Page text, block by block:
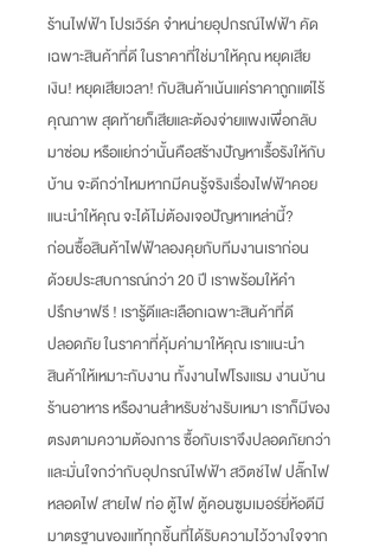
ร้านไฟฟ้า โปรเวิร์ค จำหน่ายอุปกรณ์ไฟฟ้า คัด
เฉพาะสินค้าที่ดี ในราคาที่ใช่มาให้คุณ หยุดเสีย
เงิน!หยุดเสียเวลา!กับสินค้าเน้นแค่ราคาถูกแต่ไร้
คุณภาพ สุดท้ายก็เสียและต้องจ่ายแพงเพื่อกลับ
มาซ่อม หรือแย่กว่านั้นคือสร้างปัญหาเรื้อรังให้กับ
บ้าน จะดีกว่าไหมหากมีคนรู้จริงเรื่องไฟฟ้าคอย
แนะนำให้คุณ จะได้ไม่ต้องเจอปัญหาเหล่านี้?
ก่อนซื้อสินค้าไฟฟ้าลองคุยกับทีมงานเราก่อน
ด้วยประสบการณ์กว่า20ปี เราพร้อมให้คำ
ปรึกษาฟรี! เรารู้ดีและเลือกเฉพาะสินค้าที่ดี
ปลอดภัย ในราคาที่คุ้มค่ามาให้คุณ เราแนะนำ
สินค้าให้เหมาะกับงาน ทั้งงานไฟโรงแรม งานบ้าน
ร้านอาหาร หรืองานสำหรับช่างรับเหมา เราก็มีของ
ตรงตามความต้องการ ซื้อกับเราจึงปลอดภัยกว่า
และมั่นใจกว่ากับอุปกรณ์ไฟฟ้า สวิตช์ไฟ ปลั๊กไฟ
หลอดไฟ สายไฟ ท่อ ตู้ไฟ ตู้คอนซูมเมอร์ยี่ห้อดีมี
มาตรฐานของแท้ทุกชิ้นที่ได้รับความไว้วางใจจาก